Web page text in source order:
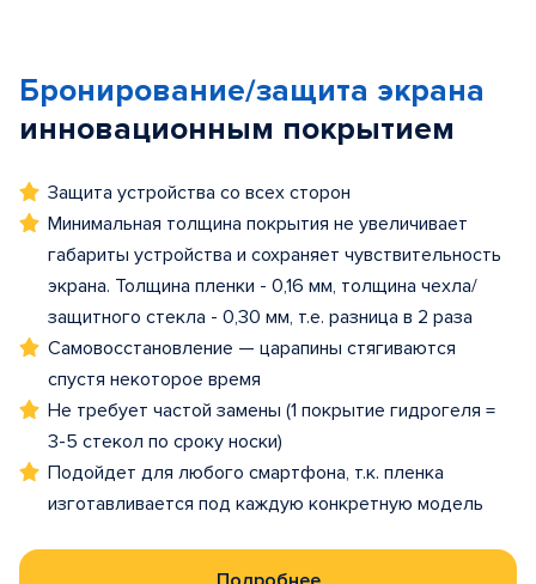
Бронирование/защита экрана
инновационным покрытием
Защита устройства со всех сторон
Минимальная толщина покрытия не увеличивает
габариты устройства и сохраняет чувствительность
экрана. Толщина пленки - 0,16 мм, толщина чехла/
защитного стекла - 0,30 мм, т.е. разница в 2 раза
Самовосстановление — царапины стягиваются
спустя некоторое время
Не требует частой замены (1 покрытие гидрогеля =
3-5 стекол по сроку носки)
Подойдет для любого смартфона, т.к. пленка
изготавливается под каждую конкретную модель